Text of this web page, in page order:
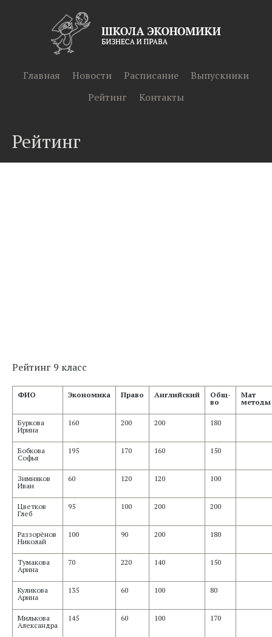
Главная Новости Расписание
Выпускники
Рейтинг
Контакты
Рейтинг
Рейтинг 9 класс
ФИО Экономика Право Английский
Общ-
во
Мат
методы
Буркова
Ирина
160 200 200 180
Бобкова
Софья
195 170 160 150
Зимняков
Иван
60 120 120 100
Цветков
Глеб
95 100 200 200
Раззорёнов
Николай
100 90 200 180
Тумакова
Арина
70 220 140 150
Куликова
Арина
135 60 100 80
Милькова
Александра
145 60 100 170